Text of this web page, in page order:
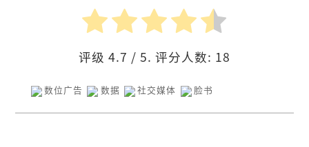
评级 4.7 / 5. 评分人数: 18
数位广告 数据 社交媒体 脸书